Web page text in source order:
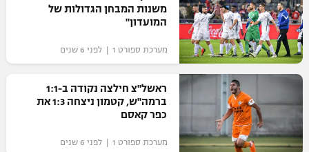
"מחצית בשכונה" – פודקאסט
משתתפים וזוכים בפרסים
תקנון משתתפים וזוכים בפרסים
תקנון עבור פעילות אלקטרה
אופניים
ספורט מוטורי
כדורמים
פוטבול אמריקאי NFL
משנות המבחן הגדולות של
המועדון"
מערכת ספורט 1 | לפני 6 שנים
ראשל"צ חילצה נקודה ב-1:1
ברמה"ש, קטמון ניצחה 1:3 את
כפר קאסם
מערכת ספורט 1 | לפני 6 שנים